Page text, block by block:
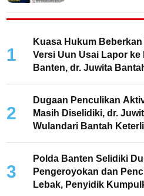
1
Kuasa Hukum
Versi Uun Usai Lapor ke
Banten, dr. Juwita
2
Dugaan Penculikan
Masih Diselidiki, dr.
Wulandari Bantah
3
Polda Banten Selidiki
Pengeroyokan dan
Lebak, Penyidik